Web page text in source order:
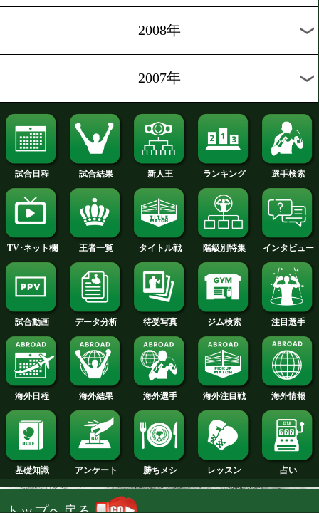
2018年
2017年
2016年
2015年
2014年
2013年
2012年
2011年
2010年